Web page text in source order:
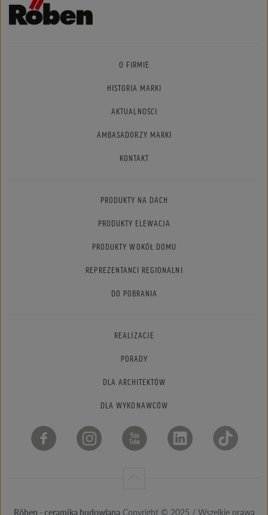
O FIRMIE
HISTORIA MARKI
AKTUALNOŚCI
AMBASADORZY MARKI
KONTAKT
PRODUKTY NA DACH
PRODUKTY ELEWACJA
PRODUKTY WOKÓŁ DOMU
REPREZENTANCI REGIONALNI
DO POBRANIA
REALIZACJE
PORADY
DLA ARCHITEKTÓW
DLA WYKONAWCÓW
Röben - ceramika budowlana Copyright © 2025 / Wszelkie prawa